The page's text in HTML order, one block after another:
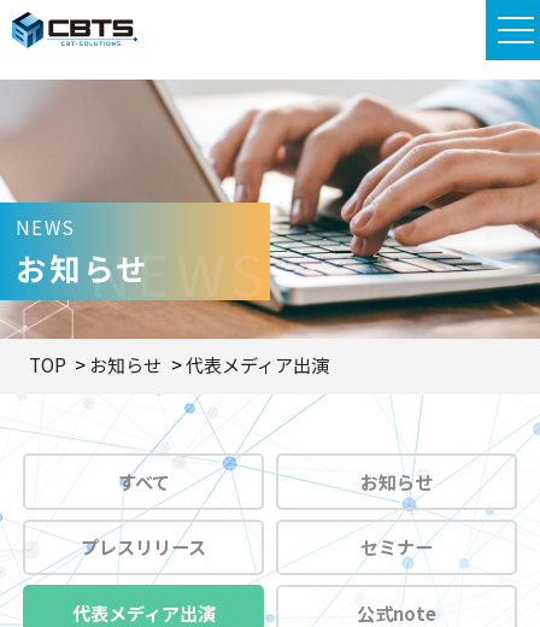
NEWS
お知らせNEWS
TOP お知らせ 代表メディア出演
すべて お知らせ
プレスリリース セミナー
代表メディア出演 公式note